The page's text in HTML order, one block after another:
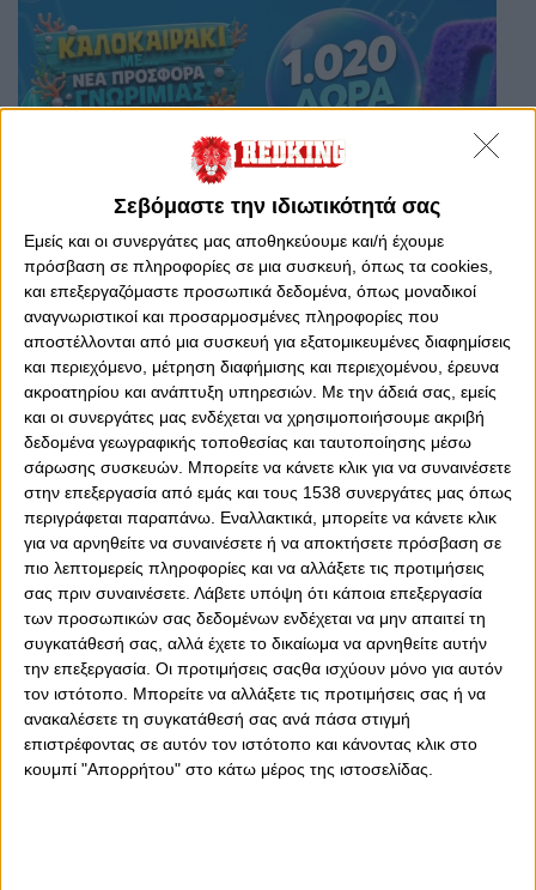
Σεβόμαστε την ιδιωτικότητά σας
Εμείς και οι συνεργάτες μας αποθηκεύουμε και/ή έχουμε
πρόσβαση σε πληροφορίες σε μια συσκευή, όπως τα cookies,
και επεξεργαζόμαστε προσωπικά δεδομένα, όπως μοναδικοί
αναγνωριστικοί και προσαρμοσμένες πληροφορίες που
αποστέλλονται από μια συσκευή για εξατομικευμένες διαφημίσεις
και περιεχόμενο, μέτρηση διαφήμισης και περιεχομένου, έρευνα
ακροατηρίου και ανάπτυξη υπηρεσιών. Με την άδειά σας, εμείς
και οι συνεργάτες μας ενδέχεται να χρησιμοποιήσουμε ακριβή
δεδομένα γεωγραφικής τοποθεσίας και ταυτοποίησης μέσω
σάρωσης συσκευών. Μπορείτε να κάνετε κλικ για να συναινέσετε
στην επεξεργασία από εμάς και τους 1538 συνεργάτες μας όπως
περιγράφεται παραπάνω. Εναλλακτικά, μπορείτε να κάνετε κλικ
για να αρνηθείτε να συναινέσετε ή να αποκτήσετε πρόσβαση σε
πιο λεπτομερείς πληροφορίες και να αλλάξετε τις προτιμήσεις
σας πριν συναινέσετε. Λάβετε υπόψη ότι κάποια επεξεργασία
των προσωπικών σας δεδομένων ενδέχεται να μην απαιτεί τη
συγκατάθεσή σας, αλλά έχετε το δικαίωμα να αρνηθείτε αυτήν
την επεξεργασία. Οι προτιμήσεις σαςθα ισχύουν μόνο για αυτόν
τον ιστότοπο. Μπορείτε να αλλάξετε τις προτιμήσεις σας ή να
ανακαλέσετε τη συγκατάθεσή σας ανά πάσα στιγμή
επιστρέφοντας σε αυτόν τον ιστότοπο και κάνοντας κλικ στο
κουμπί "Απορρήτου" στο κάτω μέρος της ιστοσελίδας.
Κυριακή, 26 Ιουλίου 2026 - 10:36
Novibet: ΝΕΑ Προσφορά
Γνωριμίας που μυρίζει...
summeraki!
Το πιο απολαυστικό καλοκαιράκι παίζει στη Novibet, με ΝΕΑ
Προσφορά Γνωριμίας.